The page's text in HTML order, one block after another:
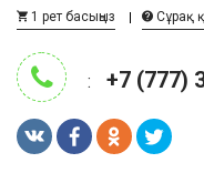
1 рет басыңыз Сұрақ
: +7 (777)